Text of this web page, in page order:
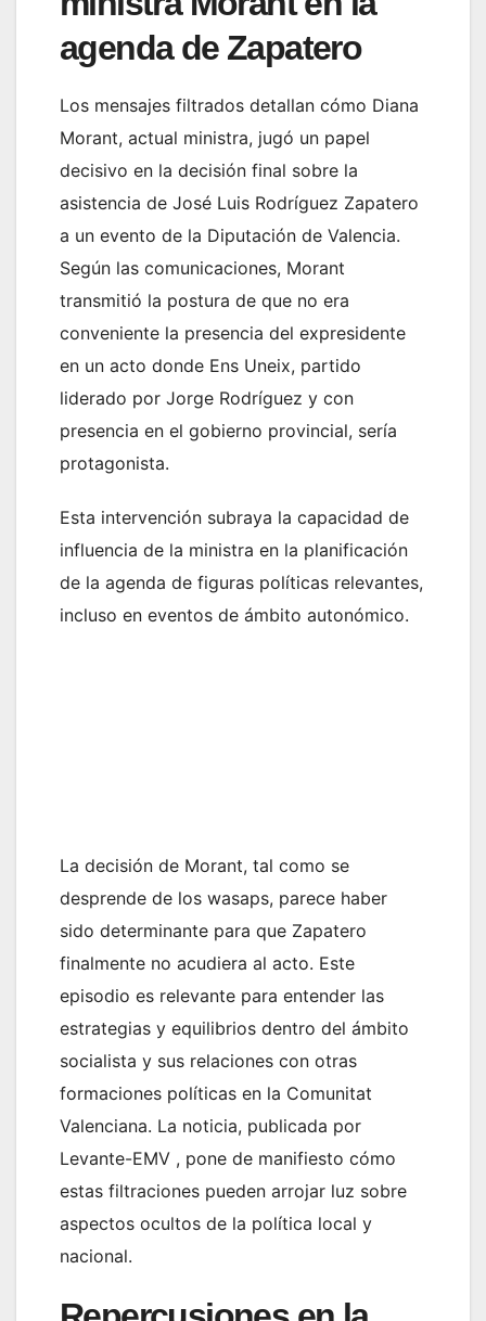
agenda de Zapatero
Los mensajes filtrados detallan cómo Diana
Morant, actual ministra, jugó un papel
decisivo en la decisión final sobre la
asistencia de José Luis Rodríguez Zapatero
a un evento de la Diputación de Valencia.
Según las comunicaciones, Morant
transmitió la postura de que no era
conveniente la presencia del expresidente
en un acto donde Ens Uneix, partido
liderado por Jorge Rodríguez y con
presencia en el gobierno provincial, sería
protagonista.
Esta intervención subraya la capacidad de
influencia de la ministra en la planificación
de la agenda de figuras políticas relevantes,
incluso en eventos de ámbito autonómico.
La decisión de Morant, tal como se
desprende de los wasaps, parece haber
sido determinante para que Zapatero
finalmente no acudiera al acto. Este
episodio es relevante para entender las
estrategias y equilibrios dentro del ámbito
socialista y sus relaciones con otras
formaciones políticas en la Comunitat
Valenciana. La noticia, publicada por
Levante-EMV , pone de manifiesto cómo
estas filtraciones pueden arrojar luz sobre
aspectos ocultos de la política local y
nacional.